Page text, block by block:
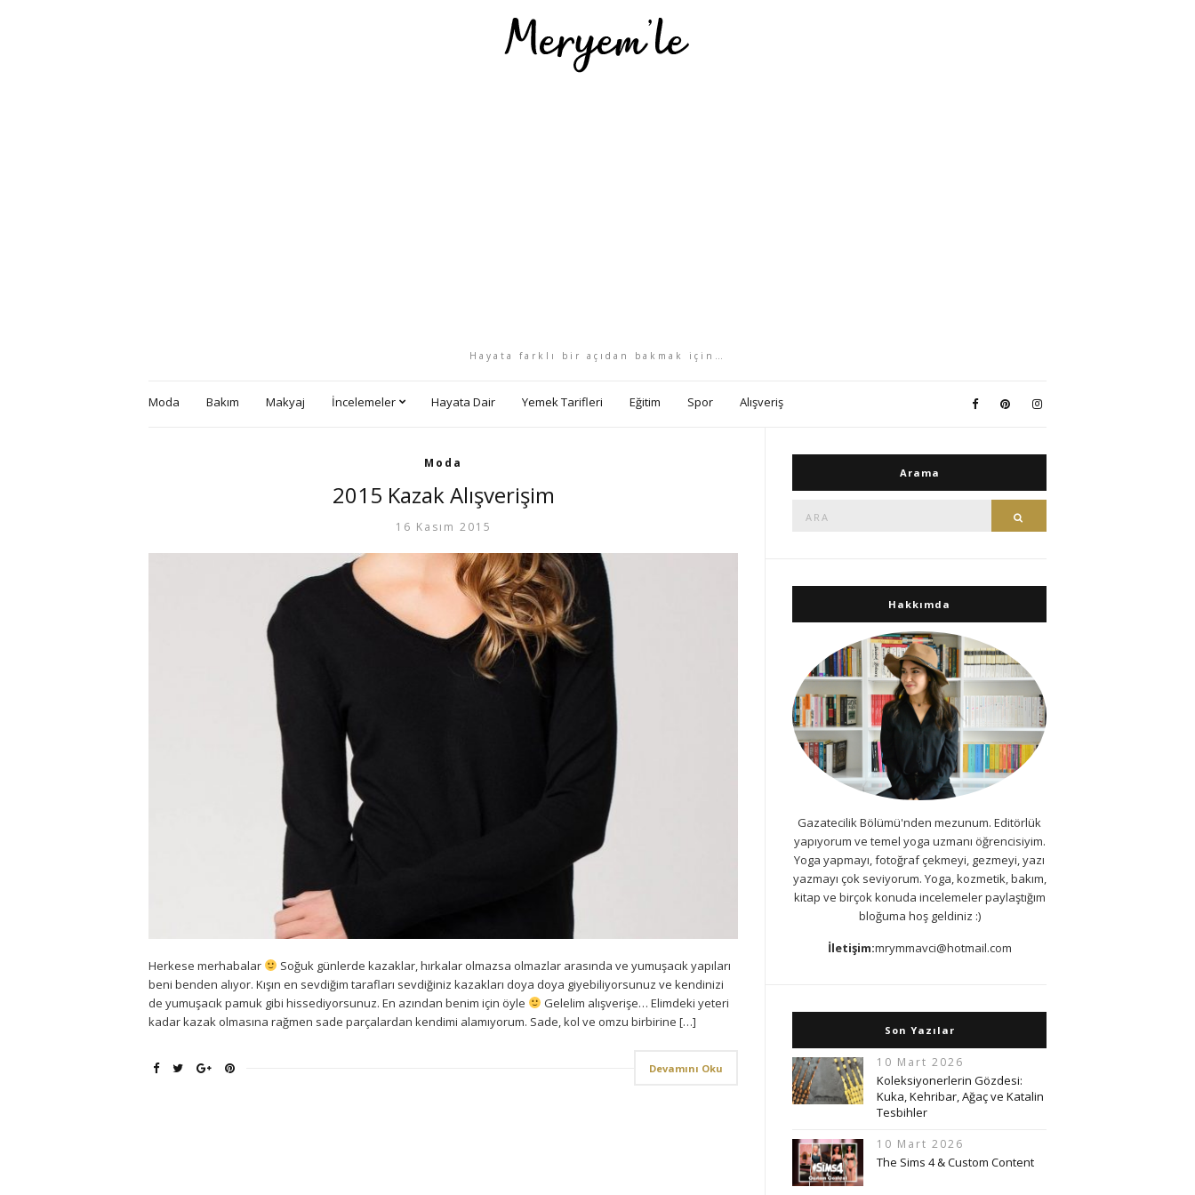
Hayata farklı bir açıdan bakmak için…
Moda Bakım Makyaj İncelemeler Hayata Dair Yemek Tarifleri Eğitim Spor Alışveriş
Moda
2015 Kazak Alışverişim
16 Kasım 2015
Herkese merhabalar
Soğuk günlerde kazaklar, hırkalar olmazsa olmazlar arasında ve yumuşacık yapıları
beni benden alıyor. Kışın en sevdiğim tarafları sevdiğiniz kazakları doya doya giyebiliyorsunuz ve kendinizi
de yumuşacık pamuk gibi hissediyorsunuz. En azından benim için öyle
Gelelim alışverişe… Elimdeki yeteri
kadar kazak olmasına rağmen sade parçalardan kendimi alamıyorum. Sade, kol ve omzu birbirine […]
Devamını Oku
Arama
Hakkımda
Gazatecilik Bölümü'nden mezunum. Editörlük
yapıyorum ve temel yoga uzmanı öğrencisiyim.
Yoga yapmayı, fotoğraf çekmeyi, gezmeyi, yazı
yazmayı çok seviyorum. Yoga, kozmetik, bakım,
kitap ve birçok konuda incelemeler paylaştığım
bloğuma hoş geldiniz :)
İletişim:mrymmavci@hotmail.com
Son Yazılar
10 Mart 2026
Koleksiyonerlerin Gözdesi:
Kuka, Kehribar, Ağaç ve Katalin
Tesbihler
10 Mart 2026
The Sims 4 & Custom Content